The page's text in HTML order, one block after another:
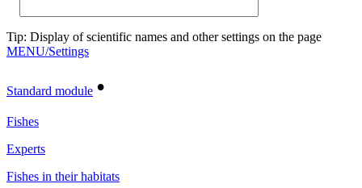
Tip: Display of scientific names and other settings on the page
MENU/Settings
Standard module •
Fishes
Experts
Fishes in their habitats